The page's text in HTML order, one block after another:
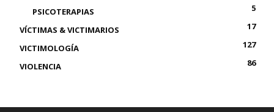
PSICOTERAPIAS
5
VÍCTIMAS & VICTIMARIOS
17
VICTIMOLOGÍA
127
VIOLENCIA
86